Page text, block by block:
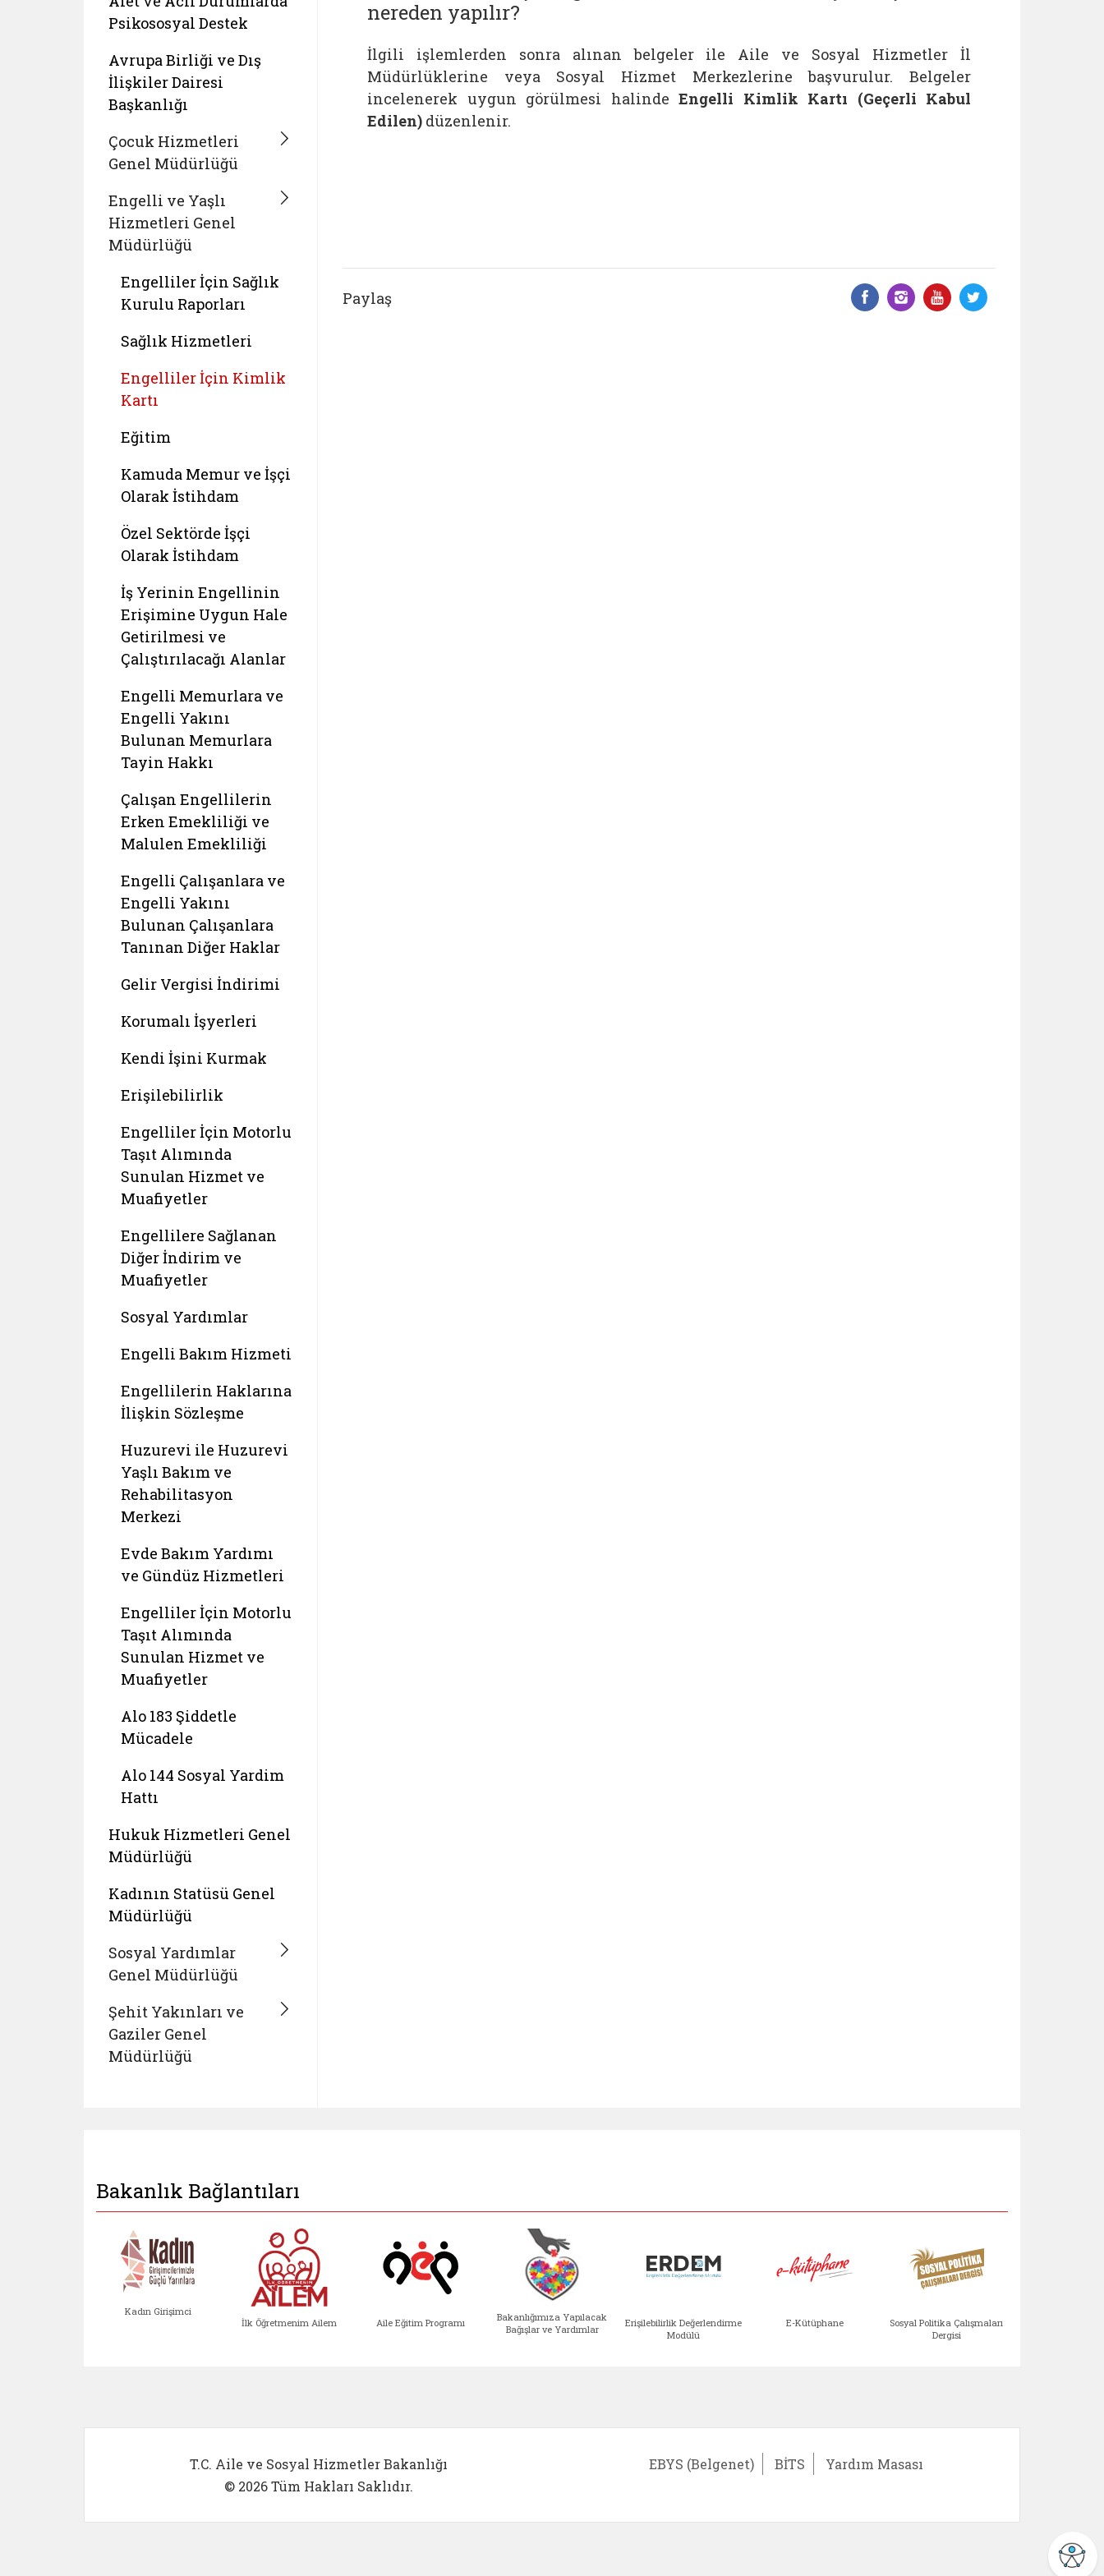
Psikososyal Destek
Avrupa Birliği ve Dış
İlişkiler Dairesi
Başkanlığı
Çocuk Hizmetleri
Genel Müdürlüğü
Engelli ve Yaşlı
Hizmetleri Genel
Müdürlüğü
Engelliler İçin Sağlık
Kurulu Raporları
Sağlık Hizmetleri
Engelliler İçin Kimlik
Kartı
Eğitim
Kamuda Memur ve İşçi
Olarak İstihdam
Özel Sektörde İşçi
Olarak İstihdam
İş Yerinin Engellinin
Erişimine Uygun Hale
Getirilmesi ve
Çalıştırılacağı Alanlar
Engelli Memurlara ve
Engelli Yakını
Bulunan Memurlara
Tayin Hakkı
Çalışan Engellilerin
Erken Emekliliği ve
Malulen Emekliliği
Engelli Çalışanlara ve
Engelli Yakını
Bulunan Çalışanlara
Tanınan Diğer Haklar
Gelir Vergisi İndirimi
Korumalı İşyerleri
Kendi İşini Kurmak
Erişilebilirlik
Engelliler İçin Motorlu
Taşıt Alımında
Sunulan Hizmet ve
Muafiyetler
Engellilere Sağlanan
Diğer İndirim ve
Muafiyetler
Sosyal Yardımlar
Engelli Bakım Hizmeti
Engellilerin Haklarına
İlişkin Sözleşme
Huzurevi ile Huzurevi
Yaşlı Bakım ve
Rehabilitasyon
Merkezi
Evde Bakım Yardımı
ve Gündüz Hizmetleri
Engelliler İçin Motorlu
Taşıt Alımında
Sunulan Hizmet ve
Muafiyetler
Alo 183 Şiddetle
Mücadele
Alo 144 Sosyal Yardim
Hattı
Hukuk Hizmetleri Genel
Müdürlüğü
Kadının Statüsü Genel
Müdürlüğü
Sosyal Yardımlar
Genel Müdürlüğü
Şehit Yakınları ve
Gaziler Genel
Müdürlüğü
nereden yapılır?
İlgili işlemlerden sonra alınan belgeler ile Aile ve Sosyal Hizmetler İl
Müdürlüklerine veya Sosyal Hizmet Merkezlerine başvurulur. Belgeler
incelenerek uygun görülmesi halinde Engelli Kimlik Kartı (Geçerli Kabul
Edilen) düzenlenir.
Paylaş Facebook üzerinde paylaş
Instagram'da paylaş
YouTube
Twitter
Bakanlık Bağlantıları
Kadın Girişimci
İlk Öğretmenim Ailem Aile Eğitim Programı
Bakanlığımıza Yapılacak
Bağışlar ve Yardımlar
Erişilebilirlik Değerlendirme
Modülü
E-Kütüphane
Sosyal Politika Çalışmaları
Dergisi
T.C. Aile ve Sosyal Hizmetler Bakanlığı
© 2026 Tüm Hakları Saklıdır.
EBYS (Belgenet) BİTS Yardım Masası